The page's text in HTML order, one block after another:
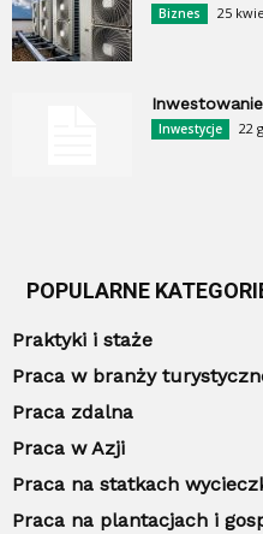
Biznes 25
Inwestycje 22
POPULARNE
Praktyki i staże
Praca w branży
Praca zdalna
Praca w Azji
Praca na statkach
Praca na plantacjach i